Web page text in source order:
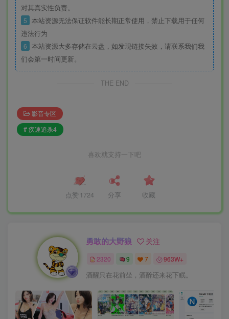
对其真实性负责。
5 本站资源无法保证软件能长期正常使用，禁止下载用于任何
违法行为
6 本站资源大多存储在云盘，如发现链接失效，请联系我们我
们会第一时间更新。
THE END
影音专区
# 疾速追杀4
喜欢就支持一下吧
点赞 1724 分享 收藏
勇敢的大野狼 关注
2320 9 7 963W+
酒醒只在花前坐，酒醉还来花下眠。